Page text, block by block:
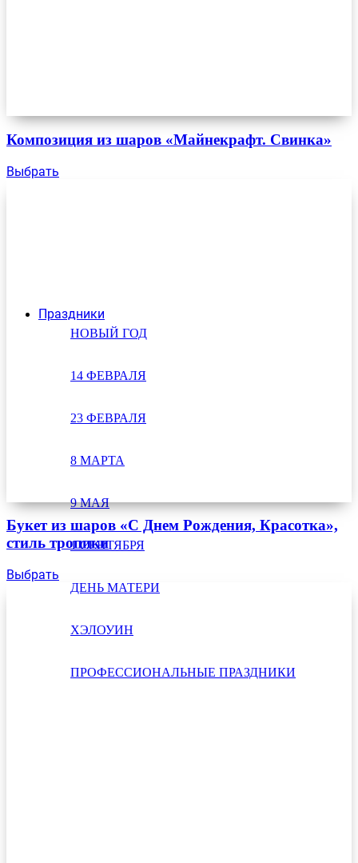
Праздники
НОВЫЙ ГОД
14 ФЕВРАЛЯ
23 ФЕВРАЛЯ
8 МАРТА
9 МАЯ
1 СЕНТЯБРЯ
ДЕНЬ МАТЕРИ
ХЭЛОУИН
ПРОФЕССИОНАЛЬНЫЕ ПРАЗДНИКИ
Композиция из шаров «Майнекрафт. Свинка»
Выбрать
Букет из шаров «С Днем Рождения, Красотка»,
стиль тропики
Выбрать